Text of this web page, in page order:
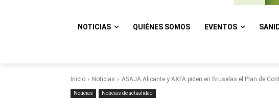
NOTICIAS QUIÉNES SOMOS EVENTOS
Inicio Noticias ASAJA Alicante y AXFA piden en Bruselas el Plan de
Noticias Noticias de actualidad